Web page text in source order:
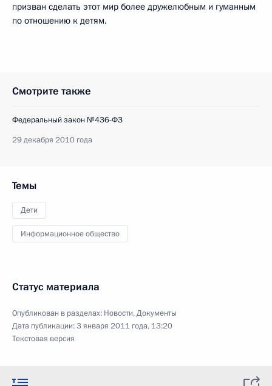
призван сделать этот мир более дружелюбным и гуманным
по отношению к детям.
Смотрите также
Федеральный закон №436-ФЗ
29 декабря 2010 года
Темы
Дети
Информационное общество
Статус материала
Опубликован в разделах: Новости,Документы
Дата публикации:3 января 2011 года, 13:20
Текстовая версия